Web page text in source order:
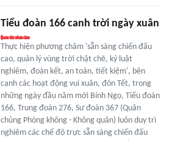
Tiểu đoàn 166 canh trời ngày xuân
Thực hiện phương châm 'sẵn sàng chiến đấu
cao, quản lý vùng trời chặt chẽ, kỷ luật
nghiêm, đoàn kết, an toàn, tiết kiệm', bên
cạnh các hoạt động vui xuân, đón Tết, trong
những ngày đầu năm mới Bính Ngọ, Tiểu đoàn
166, Trung đoàn 276, Sư đoàn 367 (Quân
chủng Phòng không - Không quân) luôn duy trì
nghiêm các chế độ trực sẵn sàng chiến đấu